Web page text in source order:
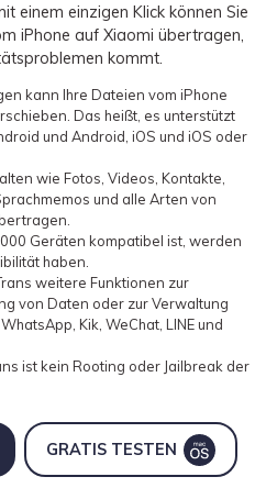
einem einzigen Klick können Sie
iPhone auf Xiaomi übertragen,
kommt.
kann Ihre Dateien vom iPhone
Das heißt, es unterstützt
und Android, iOS und iOS oder
wie Fotos, Videos, Kontakte,
und alle Arten von
Geräten kompatibel ist, werden
haben.
weitere Funktionen zur
von Daten oder zur Verwaltung
Kik, WeChat, LINE und
ist kein Rooting oder Jailbreak der
GRATIS TESTEN